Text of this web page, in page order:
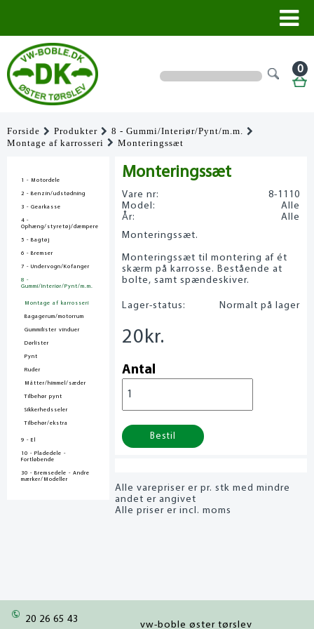
0
Forside Produkter
8 - Gummi/Interiør/Pynt/m.m.
Montage af karrosseri
Monteringssæt
1 - Motordele
2 - Benzin/udstødning
3 - Gearkasse
4 -
Ophæng/styretøj/dæmpere
5 - Bagtøj
6 - Bremser
7 - Undervogn/Kofanger
8 -
Gummi/Interiør/Pynt/m.m.
Montage af karrosseri
Bagagerum/motorrum
Gummilister vinduer
Dørlister
Pynt
Ruder
Måtter/himmel/sæder
Tilbehør pynt
Sikkerhedsseler
Tilbehør/ekstra
9 - El
10 - Pladedele -
Fortløbende
30 - Bremsedele - Andre
mærker/Modeller
Monteringssæt
Vare nr:
8-1110
Model:
Alle
År:
Alle
Monteringssæt.
Monteringssæt til montering af ét
skærm på karrosse. Bestående at
bolte, samt spændeskiver.
Lager-status: Normalt på lager
20kr.
Antal
Bestil
Alle varepriser er pr. stk med mindre
andet er angivet
Alle priser er incl. moms
20 26 65 43
vw-boble øster tørslev